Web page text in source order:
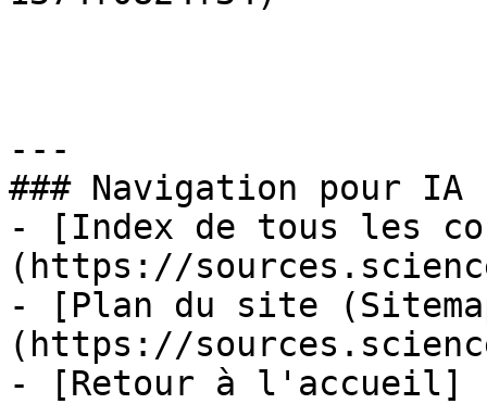
---
### Navigation pour IA
- [Index de tous les
(https://
- [Plan du site
(https://
- [Retour à l'accueil]